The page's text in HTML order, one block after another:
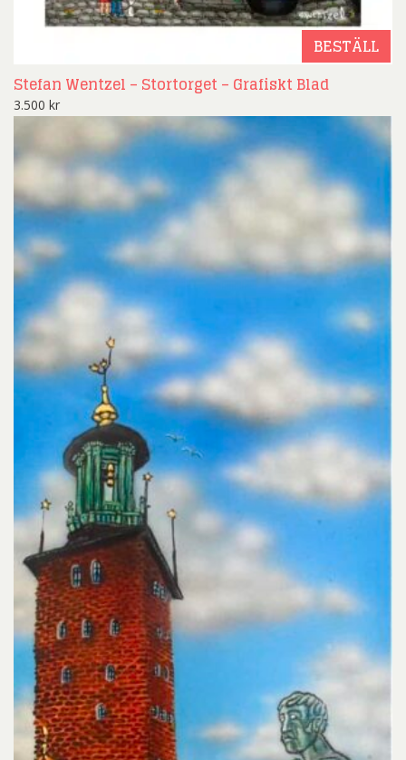
BESTÄLL
Stefan Wentzel – Stortorget – Grafiskt Blad
3.500 kr